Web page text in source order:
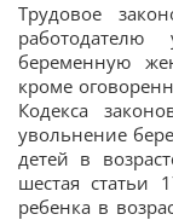
Трудовое
беременную
кроме
Кодекса
увольнение
детей в
шестая статьи
ребенка в